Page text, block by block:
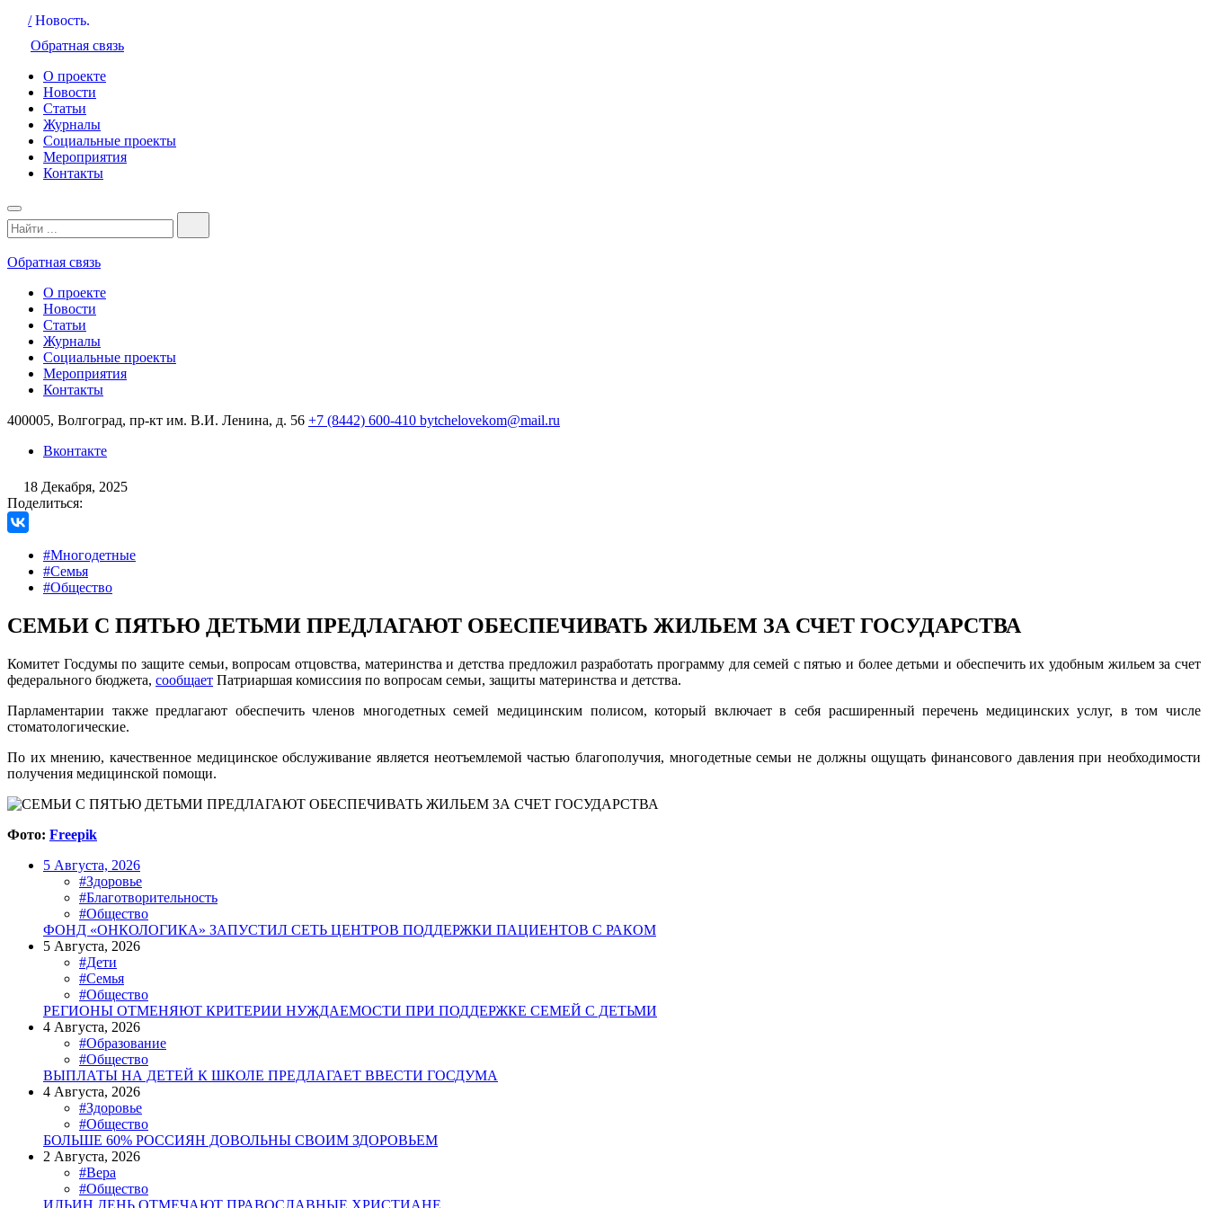
/ Новость.
Обратная связь
О проекте
Новости
Статьи
Журналы
Социальные проекты
Мероприятия
Контакты
Обратная связь
О проекте
Новости
Статьи
Журналы
Социальные проекты
Мероприятия
Контакты
400005, Волгоград, пр-кт им. В.И. Ленина, д. 56 +7 (8442) 600-410 bytchelovekom@mail.ru
Вконтакте
18 Декабря, 2025
Поделиться:
#Многодетные
#Семья
#Общество
СЕМЬИ С ПЯТЬЮ ДЕТЬМИ ПРЕДЛАГАЮТ ОБЕСПЕЧИВАТЬ ЖИЛЬЕМ ЗА СЧЕТ ГОСУДАРСТВА
Комитет Госдумы по защите семьи, вопросам отцовства, материнства и детства предложил разработать программу для семей с пятью и более детьми и обеспечить их удобным жильем за счет
федерального бюджета, сообщает Патриаршая комиссиия по вопросам семьи, защиты материнства и детства.
Парламентарии также предлагают обеспечить членов многодетных семей медицинским полисом, который включает в себя расширенный перечень медицинских услуг, в том числе
стоматологические.
По их мнению, качественное медицинское обслуживание является неотъемлемой частью благополучия, многодетные семьи не должны ощущать финансового давления при необходимости
получения медицинской помощи.
Фото: Freepik
5 Августа, 2026
#Здоровье
#Благотворительность
#Общество
ФОНД «ОНКОЛОГИКА» ЗАПУСТИЛ СЕТЬ ЦЕНТРОВ ПОДДЕРЖКИ ПАЦИЕНТОВ С РАКОМ
5 Августа, 2026
#Дети
#Семья
#Общество
РЕГИОНЫ ОТМЕНЯЮТ КРИТЕРИИ НУЖДАЕМОСТИ ПРИ ПОДДЕРЖКЕ СЕМЕЙ С ДЕТЬМИ
4 Августа, 2026
#Образование
#Общество
ВЫПЛАТЫ НА ДЕТЕЙ К ШКОЛЕ ПРЕДЛАГАЕТ ВВЕСТИ ГОСДУМА
4 Августа, 2026
#Здоровье
#Общество
БОЛЬШЕ 60% РОССИЯН ДОВОЛЬНЫ СВОИМ ЗДОРОВЬЕМ
2 Августа, 2026
#Вера
#Общество
ИЛЬИН ДЕНЬ ОТМЕЧАЮТ ПРАВОСЛАВНЫЕ ХРИСТИАНЕ